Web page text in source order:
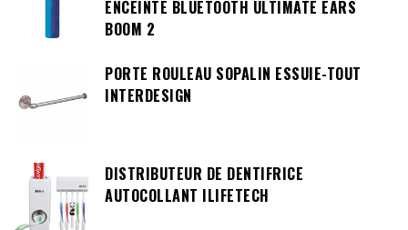
ENCEINTE BLUETOOTH ULTIMATE EARS
BOOM 2
PORTE ROULEAU SOPALIN ESSUIE-TOUT
INTERDESIGN
DISTRIBUTEUR DE DENTIFRICE
AUTOCOLLANT ILIFETECH